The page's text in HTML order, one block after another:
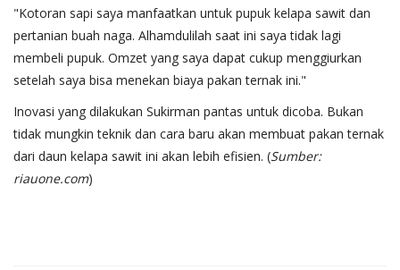
"Kotoran sapi saya manfaatkan untuk pupuk kelapa sawit dan
pertanian buah naga. Alhamdulilah saat ini saya tidak lagi
membeli pupuk. Omzet yang saya dapat cukup menggiurkan
setelah saya bisa menekan biaya pakan ternak ini."
Inovasi yang dilakukan Sukirman pantas untuk dicoba. Bukan
tidak mungkin teknik dan cara baru akan membuat pakan ternak
dari daun kelapa sawit ini akan lebih efisien. (Sumber:
riauone.com)